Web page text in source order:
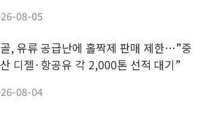
08-05
, 유류 공급난에 홀짝제 판매 제한…”중
디젤·항공유 각 2,000톤 선적 대기”
08-04